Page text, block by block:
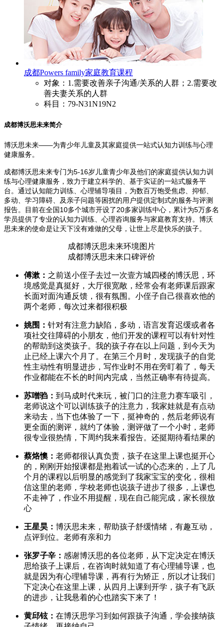
成都Powers family家庭教育课程
对象：1.需要改善亲子沟通/关系的人群；2.需要改
善夫妻关系的人群
科目：79-N31N19N2
成都博沃思未来简介
博沃思未来——为青少年儿童及其家庭提供一站式认知力训练与心理
健康服务。
成都博沃思未来专门为5-16岁儿童青少年及他们的家庭提供认知力训
练与心理健康服务，致力于建立科学的、基于实证的一站式服务平
台。通过认知能力训练、心理辅导项目，为数百万饱受焦虑、抑郁、
多动、学习障碍、及亲子问题等困扰的用户提供定制式的服务与评测
报告。目前在全国10多个城市开设了20多家训练中心，累计为5万多名
学员提供了专业的认知力训练、心理咨询服务与家庭教育支持。博沃
思未来的使命是让天下没有难做的父母，让世上尽是快乐的孩子。
成都博沃思未来环境图片
成都博沃思未来口碑评价
傅漱： 之前送小侄子去过一次壹方城四楼的博沃思，环
境感觉是真挺好，大厅很宽敞，经常会有老师课后跟家
长面对面沟通反馈，很有氛围。小侄子自己很喜欢他的
两个老师，每次过来都很积极
姚围： 针对有注意力缺陷，多动，语言发育迟缓或者各
项社交往障碍的小朋友，他们开发的课程可以有针对性
的帮助到这类孩子。我的孩子存在以上问题，到今天为
止已经上课六个月了。在第三个月时，发现孩子的自觉
性主动性有明显进步，写作业时不用在旁盯着了，每天
作业都能在不长的时间内完成，当然正确率有待提高。
苏噌驺： 到马成时代来玩，被门口的注意力赛车吸引，
老师说这个可以训练孩子的注意力，我家娃就是有点动
来动去，当下也体验了一下，挺神奇的，然后老师说有
更全面的测评，就约了体验，测评做了一个小时，老师
很专业很热情，下周约我来看报告。还挺期待看结果的
蔡烙懊： 老师都很认真负责，孩子在这里上课也挺开心
的，刚刚开始报课都是抱着试一试的心态来的，上了几
个月的课程以后明显的感觉到了我家宝宝的变化，很相
信这里的老师，学校老师也说孩子进步了很多，上课也
不走神了，作业不用提醒，现在自己能完成，家长很放
心
王星昊： 博沃思未来，帮助孩子舒缓情绪，有趣互动，
点评到位。老师有亲和力
张罗子辛： 感谢博沃思的各位老师，从下定决定在博沃
思给孩子上课后，在咨询时就知道了有心理辅导课，也
就是因为有心理辅导课，再有行为矫正，所以才让我们
下定决心在这里上课，从四月上课到开学，孩子有飞跃
的进步，让我悬着的心也踏实下来了！
黄邱铉： 在博沃思学习到如何跟孩子沟通，学会接纳孩